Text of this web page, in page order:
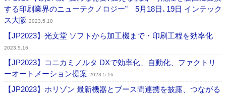
する印刷業界のニューテクノロジー” 5月18日､19日 インテック
ス大阪 2023.5.10
【JP2023】光文堂 ソフトから加工機まで・印刷工程を効率化
2023.5.16
【JP2023】コニカミノルタ DXで効率化、自動化、ファクトリ
ーオートメーション提案 2023.5.16
【JP2023】ホリゾン 最新機器とブース間連携を披露、つながる